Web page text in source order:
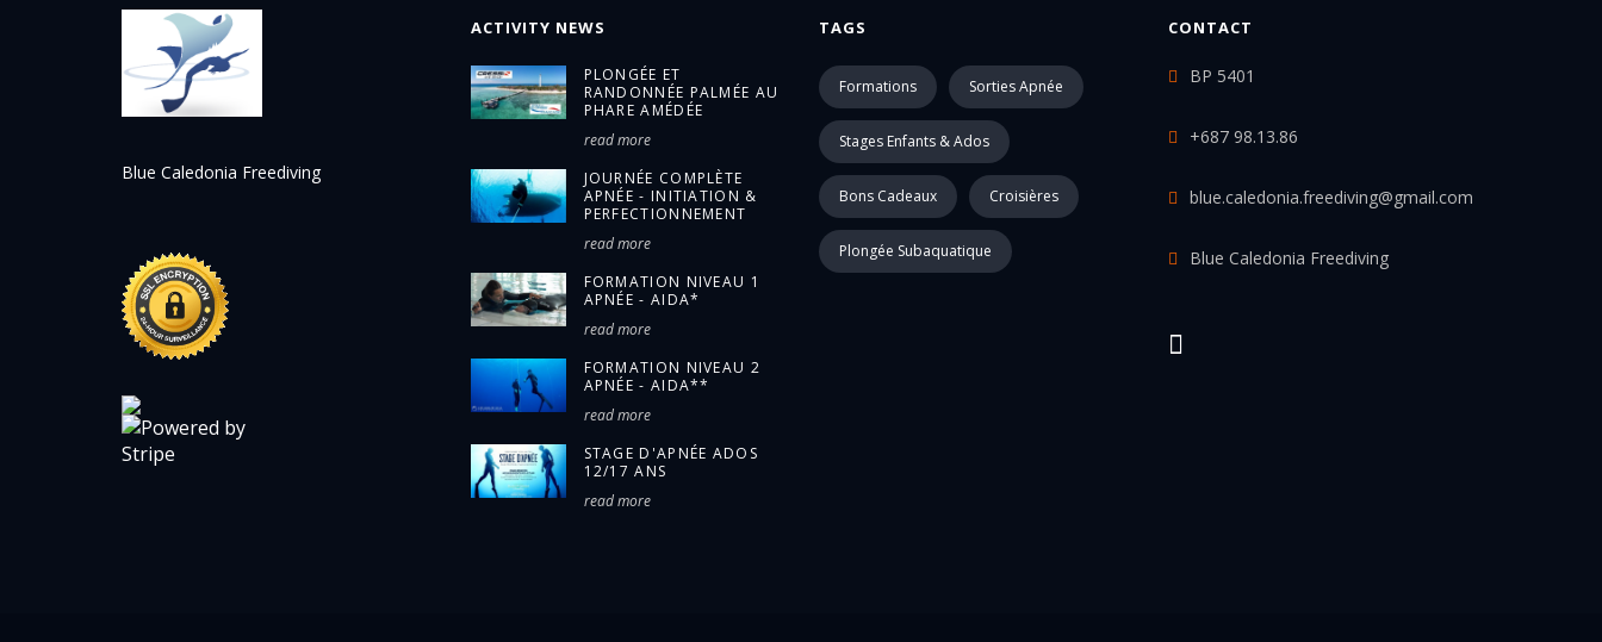
Blue Caledonia Freediving
ACTIVITY NEWS
PLONGÉE ET
RANDONNÉE PALMÉE AU
PHARE AMÉDÉE
read more
JOURNÉE COMPLÈTE
APNÉE - INITIATION &
PERFECTIONNEMENT
read more
FORMATION NIVEAU 1
APNÉE - AIDA*
read more
FORMATION NIVEAU 2
APNÉE - AIDA**
read more
STAGE D'APNÉE ADOS
12/17 ANS
read more
TAGS
Formations Sorties Apnée
Stages Enfants & Ados
Bons Cadeaux Croisières
Plongée Subaquatique
CONTACT
BP 5401
+687 98.13.86
blue.caledonia.freediving@gmail.com
Blue Caledonia Freediving